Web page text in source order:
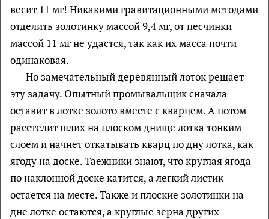
весит 11 мг! Никакими гравитационными методами
отделить золотинку массой 9,4 мг, от песчинки
массой 11 мг не удастся, так как их масса почти
одинаковая.
Но замечательный деревянный лоток решает
эту задачу. Опытный промывальщик сначала
оставит в лотке золото вместе с кварцем. А потом
расстелит шлих на плоском днище лотка тонким
слоем и начнет откатывать кварц по дну лотка, как
ягоду на доске. Таежники знают, что круглая ягода
по наклонной доске катится, а легкий листик
остается на месте. Также и плоские золотинки на
дне лотке остаются, а круглые зерна других